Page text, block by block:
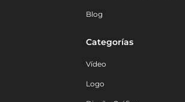
Blog
Categorías
Vídeo
Logo